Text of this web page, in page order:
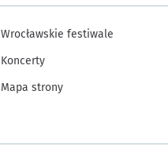
Wrocławskie festiwale
Koncerty
Mapa strony